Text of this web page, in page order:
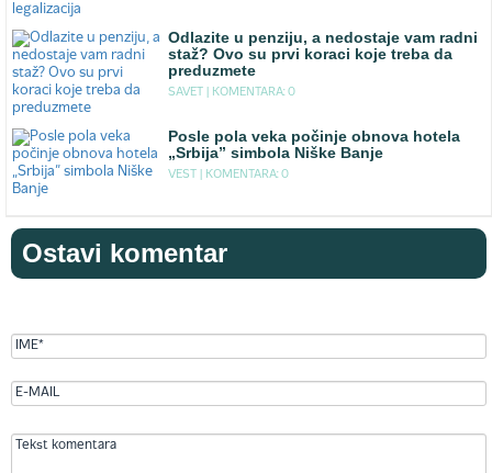
Odlazite u penziju, a nedostaje vam radni
staž? Ovo su prvi koraci koje treba da
preduzmete
SAVET | KOMENTARA: 0
Posle pola veka počinje obnova hotela
„Srbija” simbola Niške Banje
VEST | KOMENTARA: 0
Ostavi komentar